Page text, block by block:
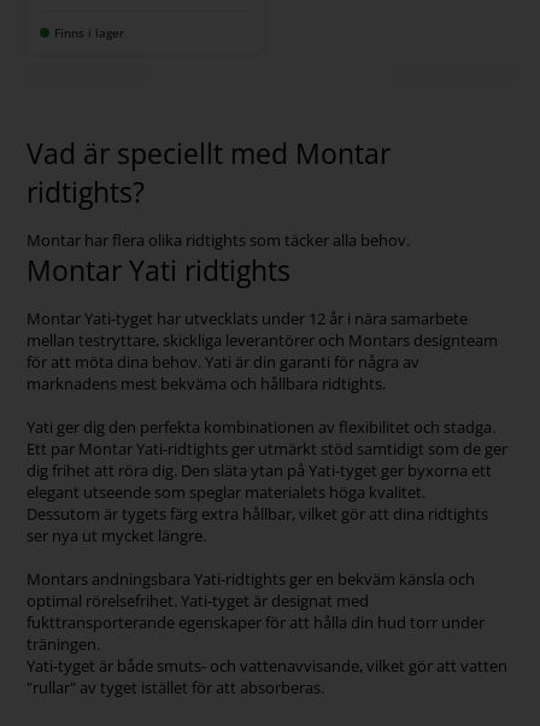
Finns i lager
Vad är speciellt med Montar
ridtights?
Montar har flera olika ridtights som täcker alla behov.
Montar Yati ridtights
Montar Yati-tyget har utvecklats under 12 år i nära samarbete
mellan testryttare, skickliga leverantörer och Montars designteam
för att möta dina behov. Yati är din garanti för några av
marknadens mest bekväma och hållbara ridtights.
Yati ger dig den perfekta kombinationen av flexibilitet och stadga.
Ett par Montar Yati-ridtights ger utmärkt stöd samtidigt som de ger
dig frihet att röra dig. Den släta ytan på Yati-tyget ger byxorna ett
elegant utseende som speglar materialets höga kvalitet.
Dessutom är tygets färg extra hållbar, vilket gör att dina ridtights
ser nya ut mycket längre.
Montars andningsbara Yati-ridtights ger en bekväm känsla och
optimal rörelsefrihet. Yati-tyget är designat med
fukttransporterande egenskaper för att hålla din hud torr under
träningen.
Yati-tyget är både smuts- och vattenavvisande, vilket gör att vatten
"rullar" av tyget istället för att absorberas.